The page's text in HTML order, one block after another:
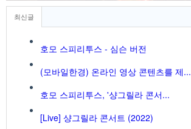
최신글
호모 스피리투스 - 심슨 버전
(모바일한경) 온라인 영상 콘텐츠를 제...
호모 스피리투스, '샹그릴라 콘서...
[Live] 샹그릴라 콘서트 (2022)